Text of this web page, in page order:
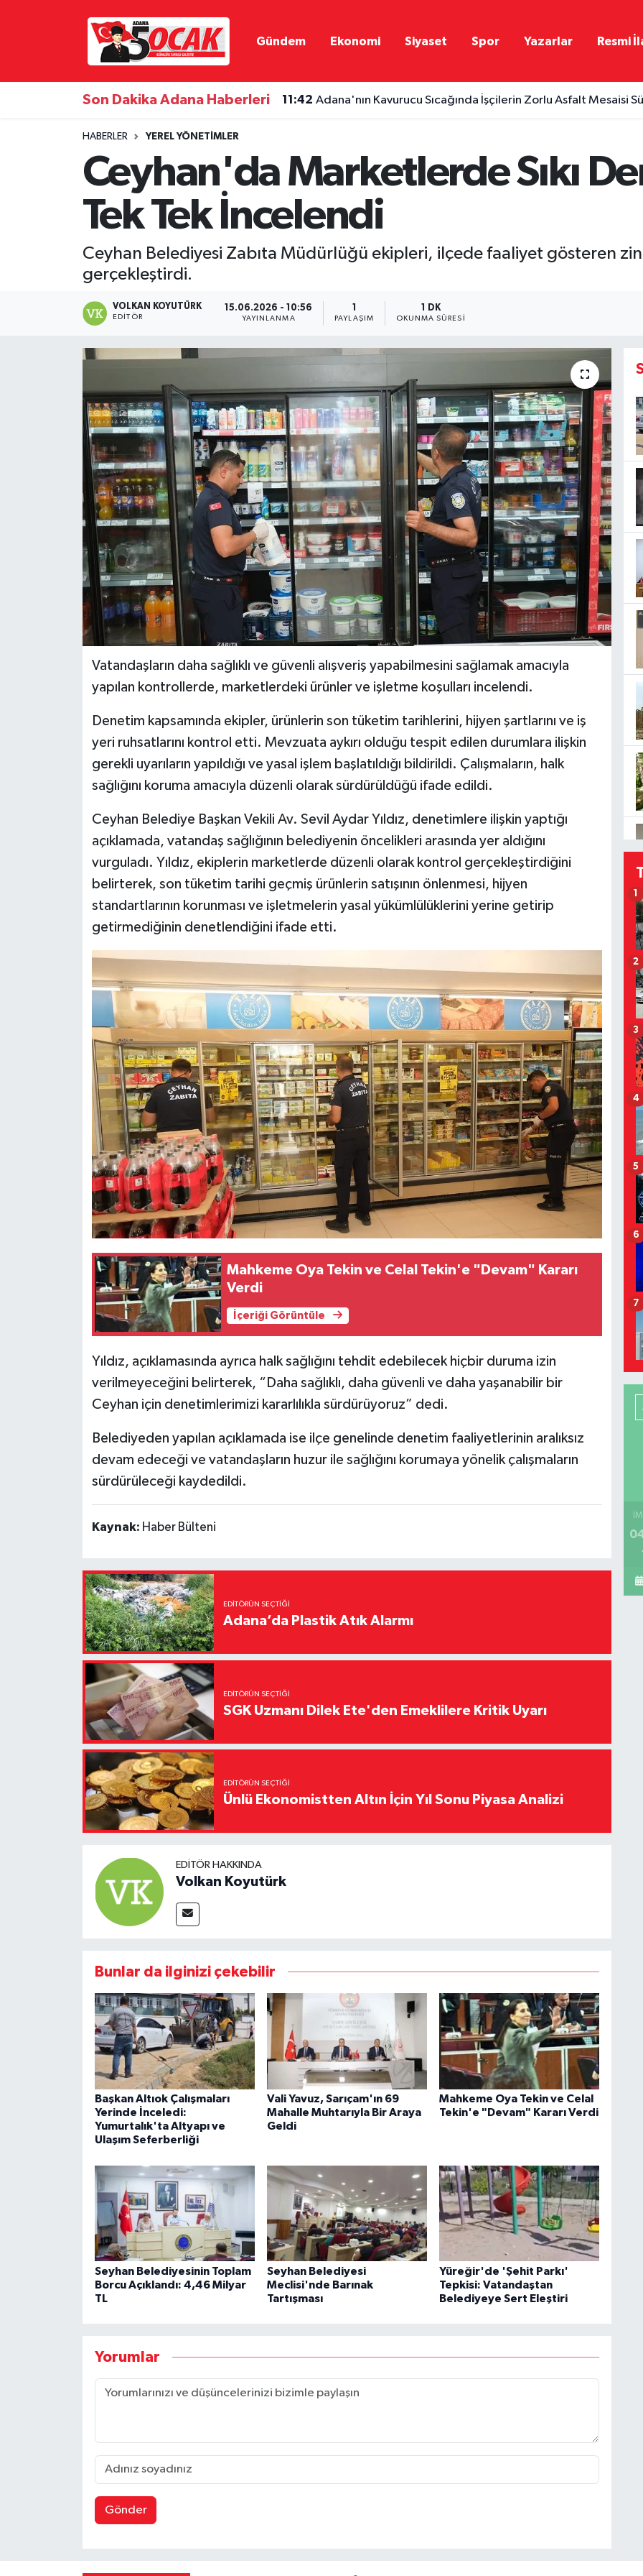
Gündem Ekonomi Siyaset Spor Yazarlar Resmi
Son Dakika Adana Haberleri 11:42 Adana'nın Kavurucu Sıcağında İşçilerin Zorlu Asfalt Mesaisi
HABERLER YEREL YÖNETIMLER
Ceyhan'da Marketlerde Sıkı
Tek Tek İncelendi
Ceyhan Belediyesi Zabıta Müdürlüğü ekipleri, ilçede faaliyet gösteren
gerçekleştirdi.
VOLKAN KOYUTÜRK
EDITÖR
15.06.2026 - 10:56
YAYINLANMA PAYLAŞIM
1 DK
OKUNMA SÜRESI
Vatandaşların daha sağlıklı ve güvenli alışveriş yapabilmesini sağlamak amacıyla
yapılan kontrollerde, marketlerdeki ürünler ve işletme koşulları incelendi.
Denetim kapsamında ekipler, ürünlerin son tüketim tarihlerini, hijyen şartlarını ve iş
yeri ruhsatlarını kontrol etti. Mevzuata aykırı olduğu tespit edilen durumlara ilişkin
gerekli uyarıların yapıldığı ve yasal işlem başlatıldığı bildirildi. Çalışmaların, halk
sağlığını koruma amacıyla düzenli olarak sürdürüldüğü ifade edildi.
Ceyhan Belediye Başkan Vekili Av. Sevil Aydar Yıldız, denetimlere ilişkin yaptığı
açıklamada, vatandaş sağlığının belediyenin öncelikleri arasında yer aldığını
vurguladı. Yıldız, ekiplerin marketlerde düzenli olarak kontrol gerçekleştirdiğini
belirterek, son tüketim tarihi geçmiş ürünlerin satışının önlenmesi, hijyen
standartlarının korunması ve işletmelerin yasal yükümlülüklerini yerine getirip
getirmediğinin denetlendiğini ifade etti.
Mahkeme Oya Tekin ve Celal Tekin'e "Devam" Kararı
Verdi
İçeriği Görüntüle
Yıldız, açıklamasında ayrıca halk sağlığını tehdit edebilecek hiçbir duruma izin
verilmeyeceğini belirterek, “Daha sağlıklı, daha güvenli ve daha yaşanabilir bir
Ceyhan için denetimlerimizi kararlılıkla sürdürüyoruz” dedi.
Belediyeden yapılan açıklamada ise ilçe genelinde denetim faaliyetlerinin aralıksız
devam edeceği ve vatandaşların huzur ile sağlığını korumaya yönelik çalışmaların
sürdürüleceği kaydedildi.
Kaynak: Haber Bülteni
EDITÖRÜN SEÇTIĞI
Adana’da Plastik Atık Alarmı
EDITÖRÜN SEÇTIĞI
SGK Uzmanı Dilek Ete'den Emeklilere Kritik Uyarı
EDITÖRÜN SEÇTIĞI
Ünlü Ekonomistten Altın İçin Yıl Sonu Piyasa Analizi
EDITÖR HAKKINDA
Volkan Koyutürk
Bunlar da ilginizi çekebilir
Başkan Altıok Çalışmaları
Yerinde İnceledi:
Yumurtalık'ta Altyapı ve
Ulaşım Seferberliği
Vali Yavuz, Sarıçam'ın 69
Mahalle Muhtarıyla Bir Araya
Geldi
Mahkeme Oya Tekin ve Celal
Tekin'e "Devam" Kararı Verdi
Seyhan Belediyesinin Toplam
Borcu Açıklandı: 4,46 Milyar
TL
Seyhan Belediyesi
Meclisi'nde Barınak
Tartışması
Yüreğir'de 'Şehit Parkı'
Tepkisi: Vatandaştan
Belediyeye Sert Eleştiri
Yorumlar
Gönder
1
2
3
4
5
6
7
Gündem
Haber Reklam
Magazin
Resmi İlanlar
Siyaset
Yerel Yönetimler
Adana Nöbetçi Eczaneler
Adana Hava Durumu
Adana Trafik Yoğunluk Haritası
Süper Lig Puan Durumu ve Fikstür
Son Dakika Haberleri
Haber Arşivi